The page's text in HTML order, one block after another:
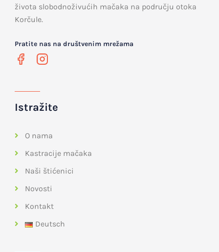
života slobodnoživućih mačaka na području otoka
Korčule.
Pratite nas na društvenim mrežama
Istražite
O nama
Kastracije mačaka
Naši štićenici
Novosti
Kontakt
Deutsch